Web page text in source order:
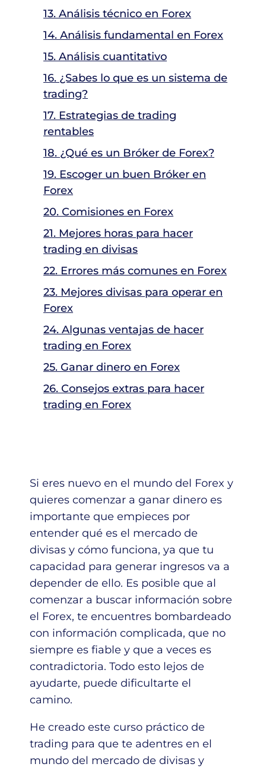
13. Análisis técnico en Forex
14. Análisis fundamental en Forex
15. Análisis cuantitativo
16. ¿Sabes lo que es un sistema de
trading?
17. Estrategias de trading
rentables
18. ¿Qué es un Bróker de Forex?
19. Escoger un buen Bróker en
Forex
20. Comisiones en Forex
21. Mejores horas para hacer
trading en divisas
22. Errores más comunes en Forex
23. Mejores divisas para operar en
Forex
24. Algunas ventajas de hacer
trading en Forex
25. Ganar dinero en Forex
26. Consejos extras para hacer
trading en Forex
Si eres nuevo en el mundo del Forex y
quieres comenzar a ganar dinero es
importante que empieces por
entender qué es el mercado de
divisas y cómo funciona, ya que tu
capacidad para generar ingresos va a
depender de ello. Es posible que al
comenzar a buscar información sobre
el Forex, te encuentres bombardeado
con información complicada, que no
siempre es fiable y que a veces es
contradictoria. Todo esto lejos de
ayudarte, puede dificultarte el
camino.
He creado este curso práctico de
trading para que te adentres en el
mundo del mercado de divisas y